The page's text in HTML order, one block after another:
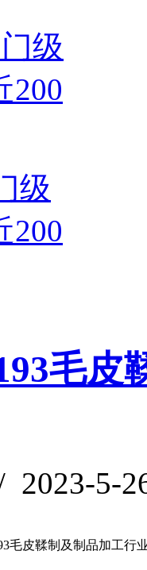
级
200
毛皮
2023-5-
毛皮鞣制及制品加工行